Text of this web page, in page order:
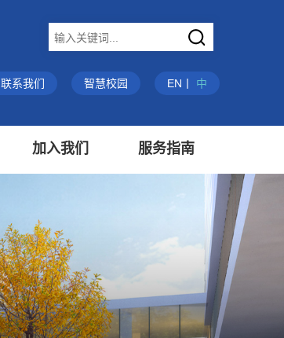
联系我们 智慧校园 EN 中
加入我们 服务指南